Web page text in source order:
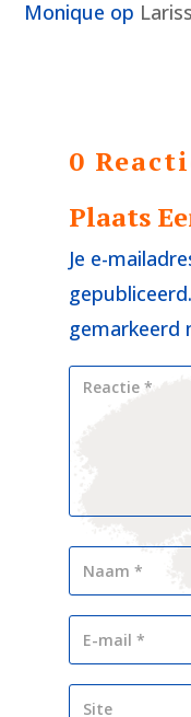
Monique op
0
Plaats
Je e-
gepubliceerd.
gemarkeerd